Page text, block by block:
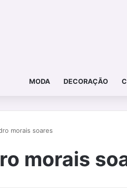
MODA DECORAÇÃO
morais soares
morais